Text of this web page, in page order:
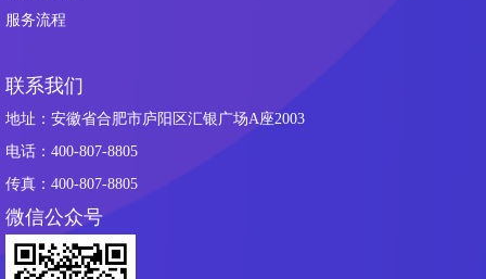
服务流程
联系我们
地址：安徽省合肥市庐阳区汇银广场A座2003
电话：400-807-8805
传真：400-807-8805
微信公众号